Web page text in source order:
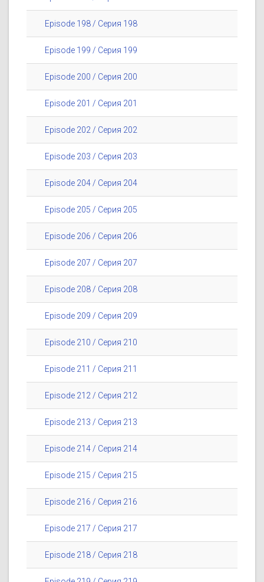
Episode 198 / Серия 198
Episode 199 / Серия 199
Episode 200 / Серия 200
Episode 201 / Серия 201
Episode 202 / Серия 202
Episode 203 / Серия 203
Episode 204 / Серия 204
Episode 205 / Серия 205
Episode 206 / Серия 206
Episode 207 / Серия 207
Episode 208 / Серия 208
Episode 209 / Серия 209
Episode 210 / Серия 210
Episode 211 / Серия 211
Episode 212 / Серия 212
Episode 213 / Серия 213
Episode 214 / Серия 214
Episode 215 / Серия 215
Episode 216 / Серия 216
Episode 217 / Серия 217
Episode 218 / Серия 218